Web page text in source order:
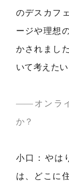
のデスカフ
ージや理想
かされまし
いて考えたい
――オンラ
か？
小口：やは
は、どこに